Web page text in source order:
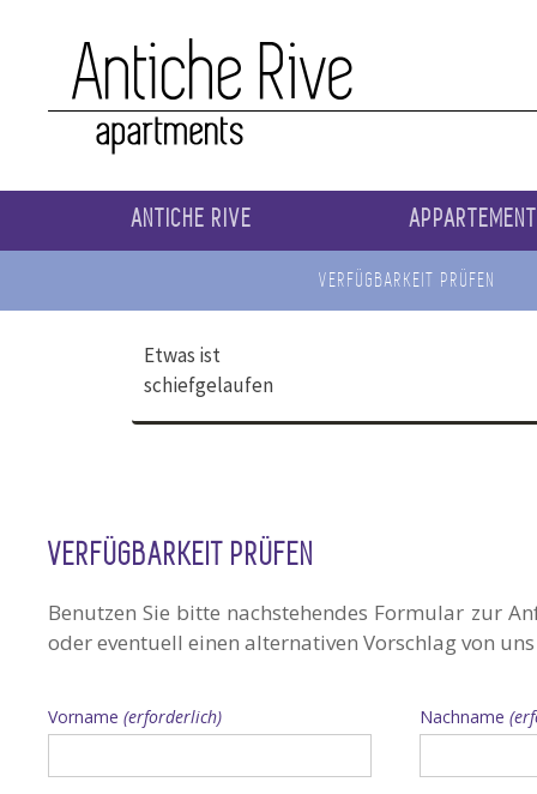
ANTICHE RIVE
VERFÜGBARKEIT PRÜFEN
Etwas ist
schiefgelaufen
VERFÜGBARKEIT PRÜFEN
Benutzen Sie bitte nachstehendes Formular zur
oder eventuell einen alternativen Vorschlag von
Vorname (erforderlich) Nachname